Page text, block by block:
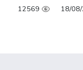
12569 18/